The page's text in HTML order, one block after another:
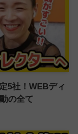
5社！WEBディ
の全て